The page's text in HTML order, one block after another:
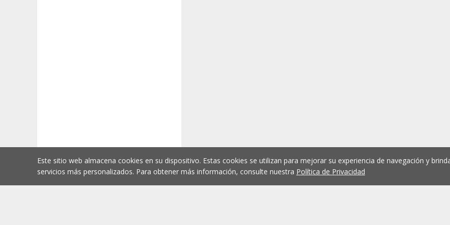
Este sitio web almacena cookies en su dispositivo. Estas cookies se utilizan para mejorar su experiencia de navegación y
servicios más personalizados. Para obtener más información, consulte nuestra Política de Privacidad